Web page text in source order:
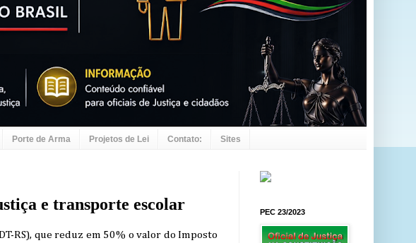
Porte de Arma Projetos de Lei Contato: Sites
e transporte escolar
RS), que reduz em 50% o valor do Imposto
PEC 23/2023